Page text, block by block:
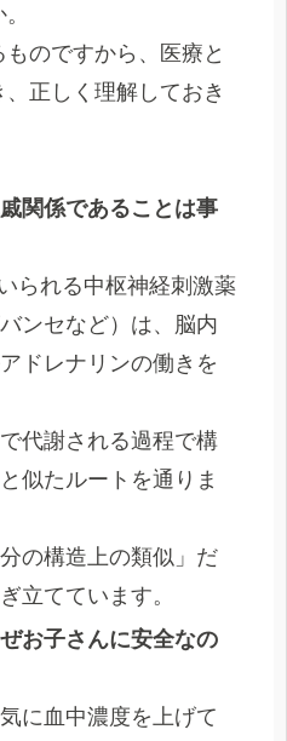
のですから、医療と
正しく理解しておき
関係であることは事
られる中枢神経刺激薬
ンセなど）は、脳内
ドレナリンの働きを
代謝される過程で構
似たルートを通りま
の構造上の類似」だ
立てています。
お子さんに安全なの
に血中濃度を上げて